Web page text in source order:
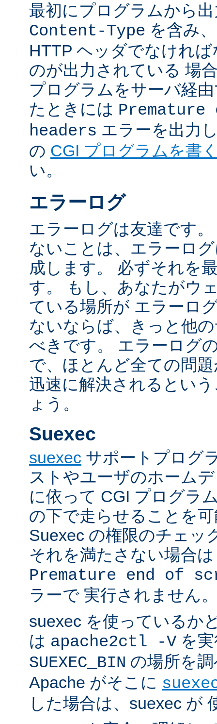
最初にプログラムから
Content-Type を含み
HTTP ヘッダでなけれ
のが出力されている 場
プログラムをサーバ経
たときには
headers エラーを出力
の CGI プログラムを書
い。
エラーログ
エラーログは友達です
ないことは、エラーロ
成します。 必ずそれを
す。 もし、あなたがウ
ている場所が エラーロ
ないならば、きっと他
べきです。 エラーログ
で、ほとんど全ての問
迅速に解決されるとい
ょう。
Suexec
suexec サポートプログ
ストやユーザのホーム
に依って CGI プログラ
の下で走らせることを
Suexec の権限のチェッ
それを満たさない場合
Premature end of
ラーで 実行されません
suexec を使っているか
は apache2ctl -V を
SUEXEC_BIN の場所を
Apache がそこに
した場合は、suexec が